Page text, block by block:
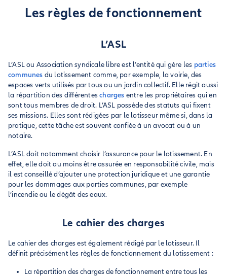
Les règles de fonctionnement
L’ASL
L’ASL ou Association syndicale libre est l’entité qui gère les parties
communes du lotissement comme, par exemple, la voirie, des
espaces verts utilisés par tous ou un jardin collectif. Elle régit aussi
la répartition des différentescharges entre les propriétaires qui en
sont tous membres de droit. L’ASL possède des statuts qui fixent
ses missions. Elles sont rédigées par le lotisseur même si, dans la
pratique, cette tâche est souvent confiée à un avocat ou à un
notaire.
L’ASL doit notamment choisir l’assurance pour le lotissement. En
effet, elle doit au moins être assurée en responsabilité civile, mais
il est conseillé d’ajouter une protection juridique et une garantie
pour les dommages aux parties communes, par exemple
l’incendie ou le dégât des eaux.
Le cahier des charges
Le cahier des charges est également rédigé par le lotisseur. Il
définit précisément les règles de fonctionnement du lotissement :
La répartition des charges de fonctionnement entre tous les